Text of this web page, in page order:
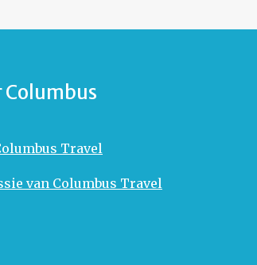
Columbus
Travel
van Columbus Travel